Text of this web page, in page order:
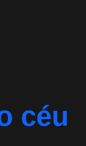
céu